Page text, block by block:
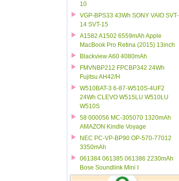
10
VGP-BPS33 43Wh SONY VAIO SVT-
14 SVT-15
A1582 A1502 6559mAh Apple
MacBook Pro Retina (2015) 13inch
Blackview A60 4080mAh
FMVNBP212 FPCBP342 24Wh
Fujitsu AH42/H
W510BAT-3 6-87-W510S-4UF2
24Wh CLEVO W515LU W510LU
W510S
58 000056 MC-305070 1320mAh
AMAZON Kindle Voyage
NEC PC-VP-BP90 OP-570-77012
3350mAh
061384 061385 061386 2230mAh
Bose Soundlink Mini I